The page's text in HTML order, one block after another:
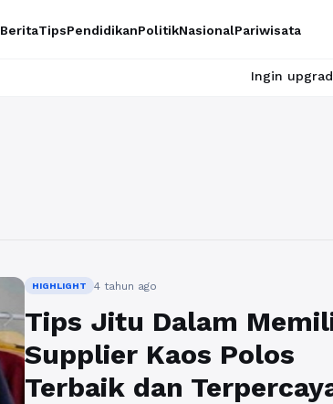
BeritaTipsPendidikanPolitikNasionalPariwisata
Ingin upgrade skill
HIGHLIGHT 4 tahun ago
Tips Jitu Dalam
Supplier Kaos Polos
Terbaik dan